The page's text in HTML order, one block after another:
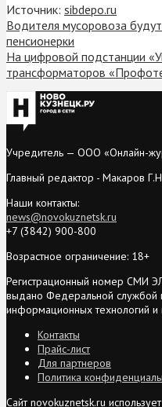
Источник: sibdepo.ru
Водителя мусоровоза
пенсионерки
На цифровой подстанции
трансформаторов
Учредитель — ООО «Онлайн-
Главный редактор - Макаров
Наши контакты:
news@novokuznetsk.ru
+7 (3842) 900-800
Возрастное ограничение: 18+
Регистрационный номер СМИ
выдано Федеральной службой
информационных технологий и
Контакты
Прайс-лист
Для партнеров
Политика
Сайт novokuznetsk.ru